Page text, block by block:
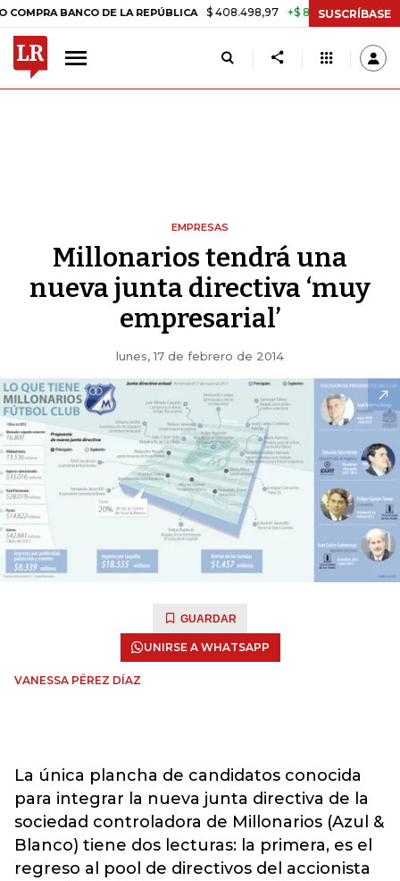
DE LA REPÚBLICA $ 408.498,97 +$ 8.753,81 +2,19% TASA
SUSCRÍBASE
EMPRESAS
Millonarios tendrá una
nueva junta directiva ‘muy
empresarial’
lunes, 17 de febrero de 2014
GUARDAR
UNIRSE A WHATSAPP
VANESSA PÉREZ DÍAZ
La única plancha de candidatos conocida
para integrar la nueva junta directiva de la
sociedad controladora de Millonarios (Azul &
Blanco) tiene dos lecturas: la primera, es el
regreso al pool de directivos del accionista